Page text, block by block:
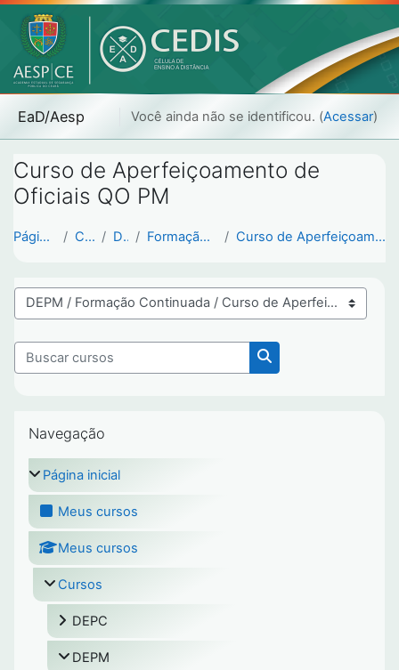
EaD/Aesp Você ainda não se identificou. (Acessar)
Curso de Aperfeiçoamento de
Oficiais QO PM
Página inicial Cursos DEPM Formação Continuada Curso de Aperfeiçoamento de Oficiais QO PM
Categorias de Cursos
Buscar cursos
Buscar cursos
Navegação
Página inicial
Meus cursos
Meus cursos
Cursos
DEPC
DEPM